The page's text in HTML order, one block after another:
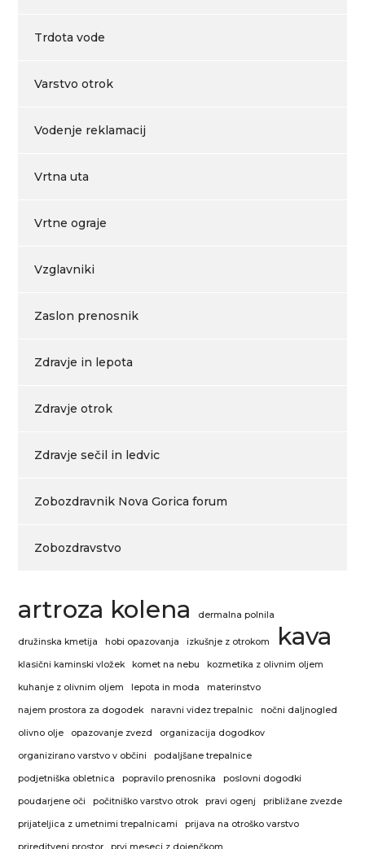
Trdota vode
Varstvo otrok
Vodenje reklamacij
Vrtna uta
Vrtne ograje
Vzglavniki
Zaslon prenosnik
Zdravje in lepota
Zdravje otrok
Zdravje sečil in ledvic
Zobozdravnik Nova Gorica forum
Zobozdravstvo
artroza kolena dermalna polnila
družinska kmetija hobi opazovanja izkušnje z otrokom kava
klasični kaminski vložek komet na nebu kozmetika z olivnim oljem
kuhanje z olivnim oljem lepota in moda materinstvo
najem prostora za dogodek naravni videz trepalnic nočni daljnogled
olivno olje opazovanje zvezd organizacija dogodkov
organizirano varstvo v občini podaljšane trepalnice
podjetniška obletnica popravilo prenosnika poslovni dogodki
poudarjene oči počitniško varstvo otrok pravi ogenj približane zvezde
prijateljica z umetnimi trepalnicami prijava na otroško varstvo